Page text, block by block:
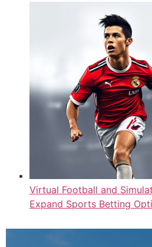
Virtual Football and
Expand Sports Betting